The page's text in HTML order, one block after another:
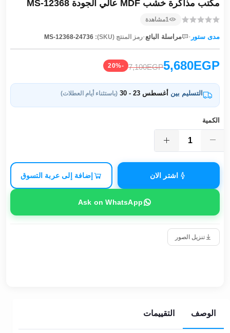
مكتب مذاكرة خشب MDF عالي الجودة MS-12368
1مشاهدة
مدى ستور · مراسلة البائع·رمز المنتج (SKU): MS-12368-24736
5,680EGP
7,100EGP
-20%
التسليم بين أغسطس 23 - 30 (باستثناء أيام العطلات)
الكمية
اشتر الان إضافة إلى عربة التسوق
Ask on WhatsApp
تنزيل الصور
الوصف التقييمات